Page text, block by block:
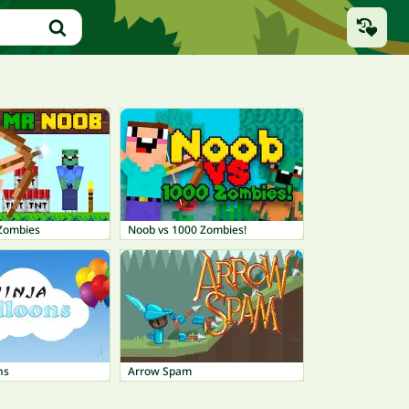
Noob vs 1000 Zombies!
Arrow Spam